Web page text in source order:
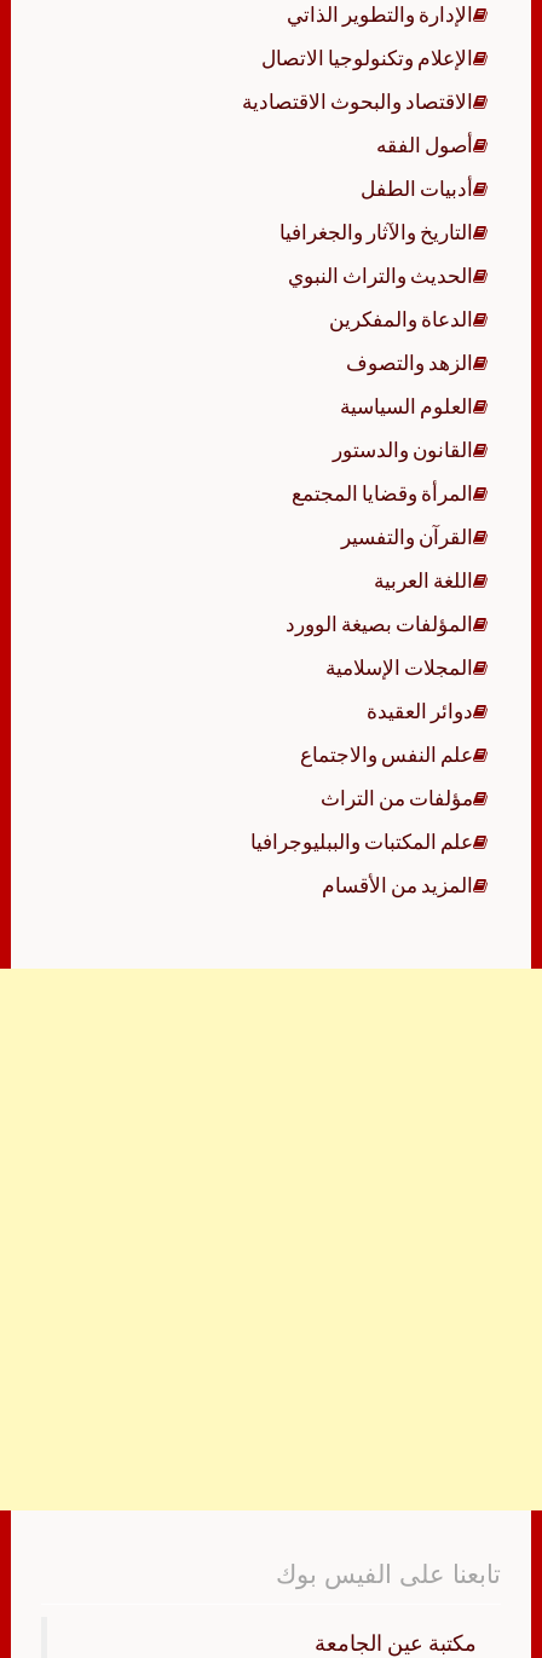
الإدارة والتطوير الذاتي
الإعلام وتكنولوجيا الاتصال
الاقتصاد والبحوث الاقتصادية
أصول الفقه
أدبيات الطفل
التاريخ والآثار والجغرافيا
الحديث والتراث النبوي
الدعاة والمفكرين
الزهد والتصوف
العلوم السياسية
القانون والدستور
المرأة وقضايا المجتمع
القرآن والتفسير
اللغة العربية
المؤلفات بصيغة الوورد
المجلات الإسلامية
دوائر العقيدة
علم النفس والاجتماع
مؤلفات من التراث
علم المكتبات والببليوجرافيا
المزيد من الأقسام
تابعنا على الفيس بوك
‏مكتبة عين الجامعة‏